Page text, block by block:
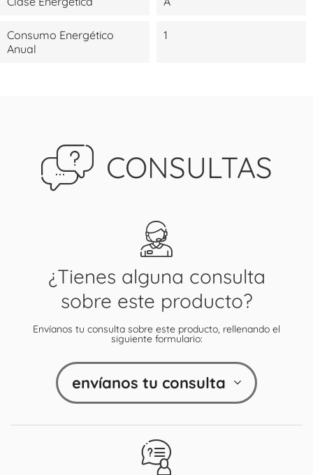
Consumo Energético
Anual
1
CONSULTAS
¿Tienes alguna consulta
sobre este producto?
Envíanos tu consulta sobre este producto, rellenando el
siguiente formulario:
envíanos tu consulta